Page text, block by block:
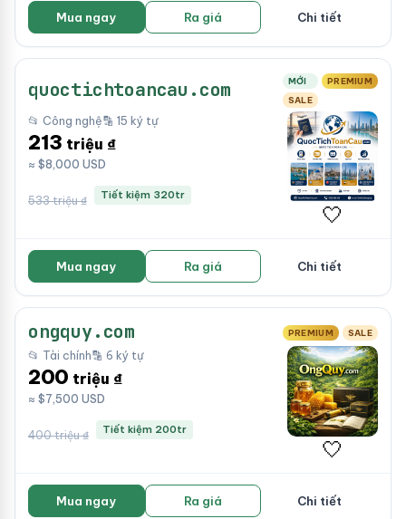
Mua ngay Ra giá Chi tiết
quoctichtoancau.com MỚI
PREMIUM
SALE
📂 Công nghệ🔡 15 ký tự
213 triệu ₫
≈ $8,000 USD
533 triệu ₫ Tiết kiệm 320tr
🤍
Mua ngay Ra giá Chi tiết
ongquy.com PREMIUM SALE
📂 Tài chính🔡 6 ký tự
200 triệu ₫
≈ $7,500 USD
400 triệu ₫ Tiết kiệm 200tr
🤍
Mua ngay Ra giá Chi tiết